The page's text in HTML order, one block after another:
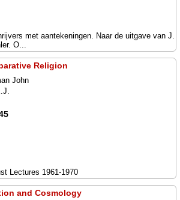
met aantekeningen. Naar de uitgave van J.
O...
Religion
John
Lectures 1961-1970
and Cosmology